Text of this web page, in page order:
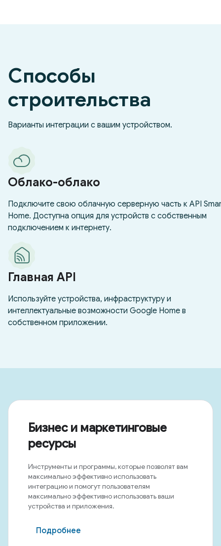
Бизнес и маркетинговые
ресурсы
Инструменты и программы, которые позволят вам
максимально эффективно использовать
интеграцию и помогут пользователям
максимально эффективно использовать ваши
устройства и приложения.
Подробнее